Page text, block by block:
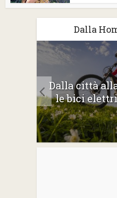
Dalla
Dalla città
le bici